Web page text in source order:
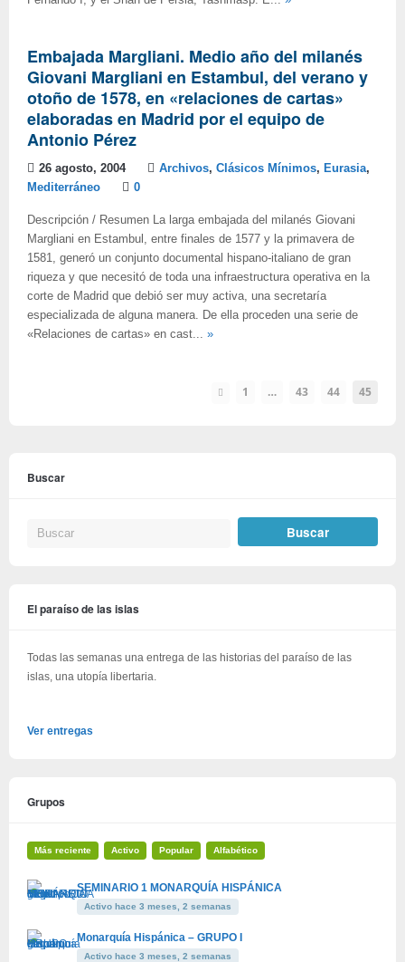
Embajada Margliani. Medio año del milanés
Giovani Margliani en Estambul, del verano y
otoño de 1578, en «relaciones de cartas»
elaboradas en Madrid por el equipo de
Antonio Pérez
26 agosto, 2004 Archivos, Clásicos Mínimos, Eurasia,
Mediterráneo
0
Descripción / Resumen La larga embajada del milanés Giovani
Margliani en Estambul, entre finales de 1577 y la primavera de
1581, generó un conjunto documental hispano-italiano de gran
riqueza y que necesitó de toda una infraestructura operativa en la
corte de Madrid que debió ser muy activa, una secretaría
especializada de alguna manera. De ella proceden una serie de
«Relaciones de cartas» en cast... »
1 … 43 44 45
Buscar
El paraíso de las islas
Todas las semanas una entrega de las historias del paraíso de las
islas, una utopía libertaria.
Ver entregas
Grupos
Más reciente Activo Popular Alfabético
SEMINARIO 1 MONARQUÍA HISPÁNICA
Activo hace 3 meses, 2 semanas
Monarquía Hispánica – GRUPO I
Activo hace 3 meses, 2 semanas